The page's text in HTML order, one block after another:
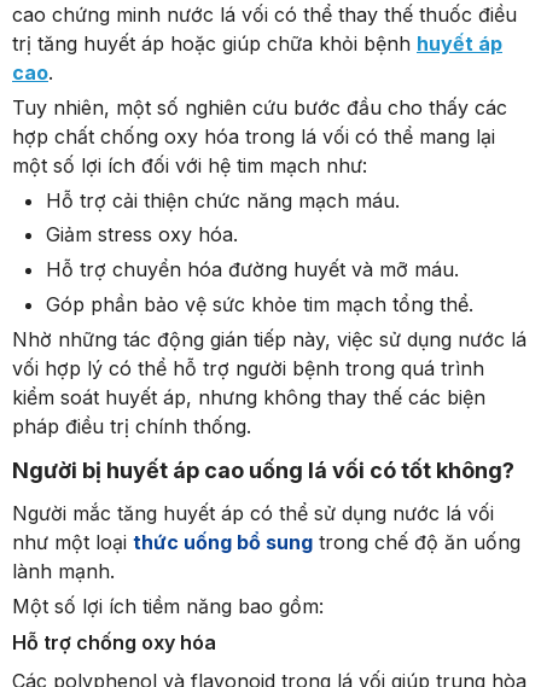
cao chứng minh nước lá vối có thể thay thế thuốc điều
trị tăng huyết áp hoặc giúp chữa khỏi bệnh huyết áp
cao.
Tuy nhiên, một số nghiên cứu bước đầu cho thấy các
hợp chất chống oxy hóa trong lá vối có thể mang lại
một số lợi ích đối với hệ tim mạch như:
Hỗ trợ cải thiện chức năng mạch máu.
Giảm stress oxy hóa.
Hỗ trợ chuyển hóa đường huyết và mỡ máu.
Góp phần bảo vệ sức khỏe tim mạch tổng thể.
Nhờ những tác động gián tiếp này, việc sử dụng nước lá
vối hợp lý có thể hỗ trợ người bệnh trong quá trình
kiểm soát huyết áp, nhưng không thay thế các biện
pháp điều trị chính thống.
Người bị huyết áp cao uống lá vối có tốt không?
Người mắc tăng huyết áp có thể sử dụng nước lá vối
như một loại thức uống bổ sung trong chế độ ăn uống
lành mạnh.
Một số lợi ích tiềm năng bao gồm:
Hỗ trợ chống oxy hóa
Các polyphenol và flavonoid trong lá vối giúp trung hòa